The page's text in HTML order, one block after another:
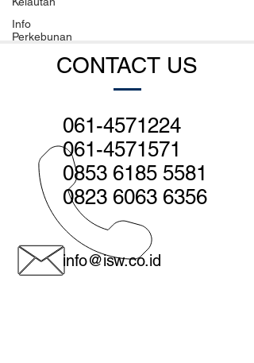
Info
Perkebunan
CONTACT US
061-4571224
061-4571571
0853 6185 5581
0823 6063 6356
info@isw.co.id